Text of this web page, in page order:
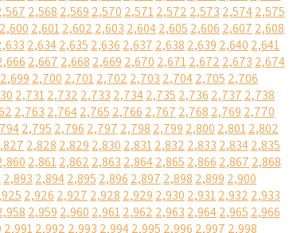
2,568 2,569 2,570 2,5712,572 2,573 2,5742,575
2,600 2,6012,602 2,603 2,6042,605 2,606 2,607 2,608
2,6342,635 2,636 2,637 2,638 2,639 2,640 2,641
2,667 2,668 2,669 2,670 2,6712,672 2,673 2,674
2,699 2,700 2,7012,702 2,703 2,7042,705 2,706
2,7312,732 2,733 2,7342,735 2,736 2,737 2,738
2,763 2,7642,765 2,766 2,767 2,768 2,769 2,770
2,795 2,796 2,797 2,798 2,799 2,800 2,8012,802
2,828 2,829 2,830 2,8312,832 2,833 2,8342,835
2,8612,862 2,863 2,8642,865 2,866 2,867 2,868
2,893 2,8942,895 2,896 2,897 2,898 2,899 2,900
2,926 2,927 2,928 2,929 2,930 2,9312,932 2,933
2,959 2,960 2,9612,962 2,963 2,9642,965 2,966
2,9912,992 2,993 2,9942,995 2,996 2,997 2,998